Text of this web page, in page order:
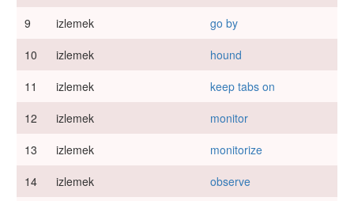
9
izlemek
go by
10
izlemek
hound
11
izlemek
keep tabs on
12
izlemek
monitor
13
izlemek
monitorize
14
izlemek
observe